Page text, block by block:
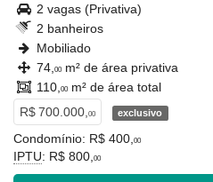
2 vagas (Privativa)
2 banheiros
Mobiliado
74, 00m² de área privativa
110, 00m² de área total
R$ 700.000, 00 exclusivo
Condomínio: R$ 400, 00
IPTU: R$ 800, 00